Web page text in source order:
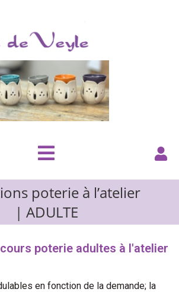
poterie à l’atelier
| ADULTE
poterie adultes à l'atelier
en fonction de la demande; la